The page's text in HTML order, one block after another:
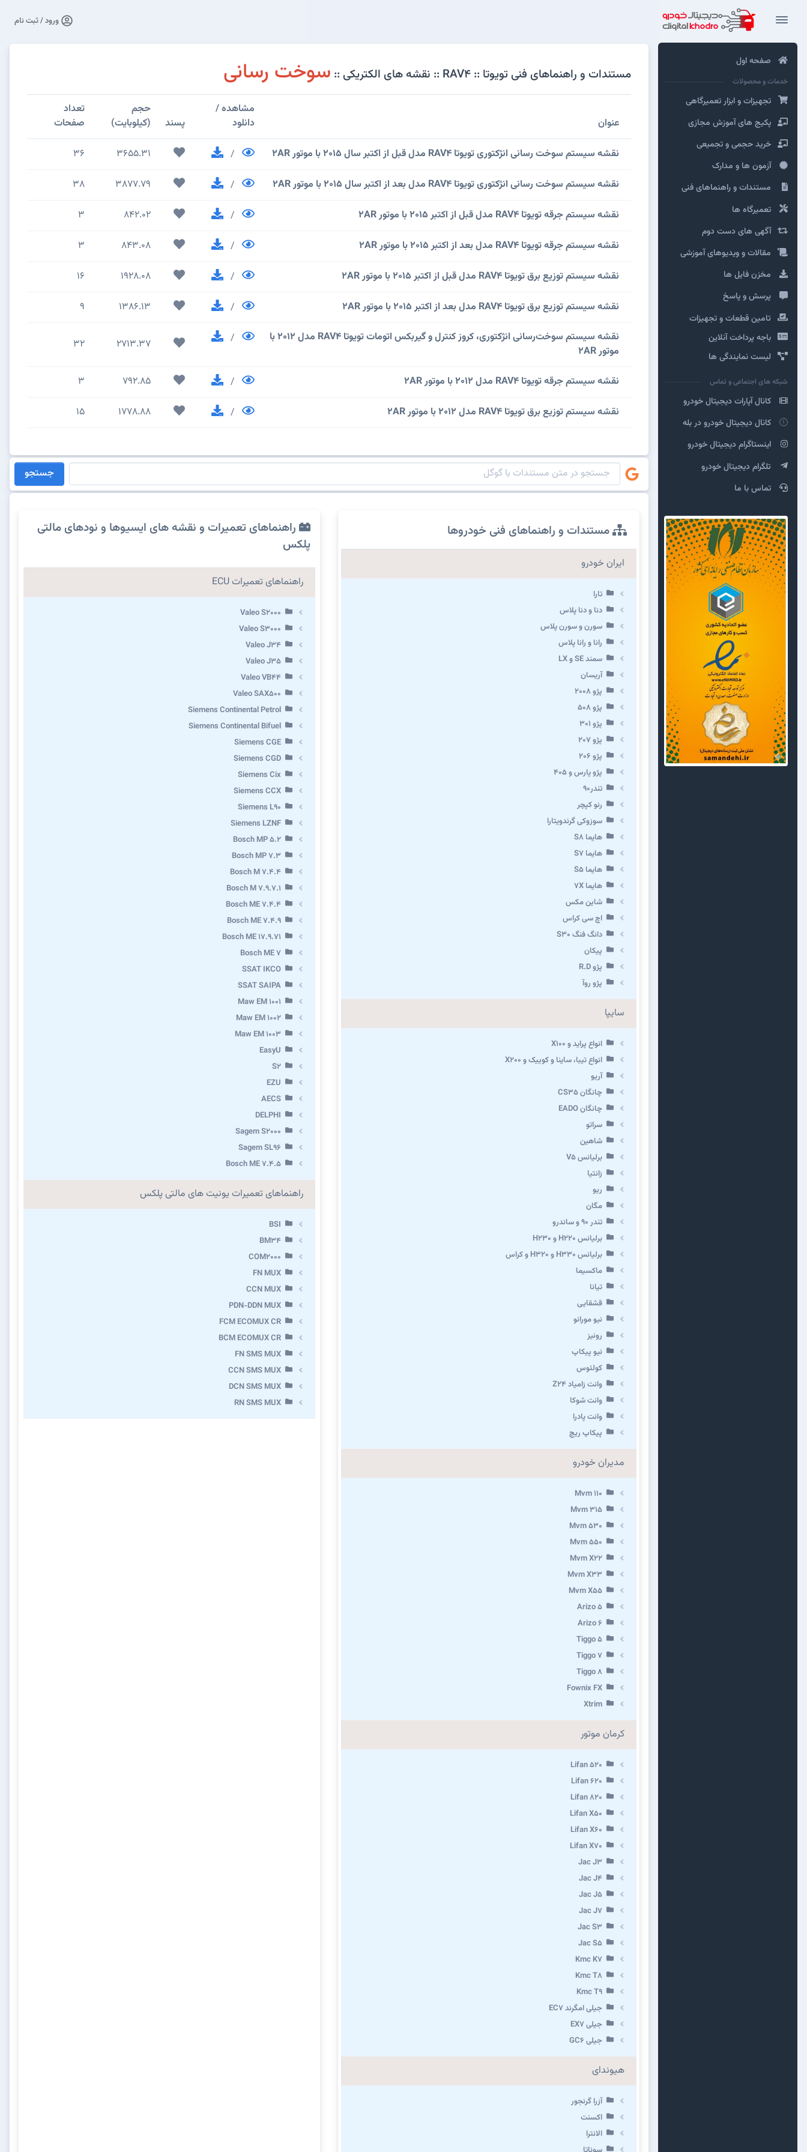
صفحه اول
خدمات و محصولات
تجهیزات و ابزار تعمیرگاهی
پکیج های آموزش مجازی
خرید حجمی و تجمیعی
آزمون ها و مدارک
مستندات و راهنماهای فنی
تعمیرگاه ها
آگهی های دست دوم
مقالات و ویدیوهای آموزشی
مخزن فایل ها
پرسش و پاسخ
تامین قطعات و تجهیزات
باجه پرداخت آنلاین
لیست نمایندگی ها
شبکه های اجتماعی و تماس
کانال آپارات دیجیتال خودرو
کانال دیجیتال خودرو در بله
اینستاگرام دیجیتال خودرو
تلگرام دیجیتال خودرو
تماس با ما
ورود / ثبت نام
مستندات و راهنماهای فنی تویوتا :: RAV4 :: نقشه های الکتریکی :: سوخت رسانی
عنوان
مشاهده /
دانلود
پسند
حجم
(کیلوبایت)
تعداد
صفحات
نقشه سیستم سوخت رسانی انژکتوری تویوتا RAV4 مدل قبل از اکتبر سال 2015 با موتور 2AR /
3655.31
36
نقشه سیستم سوخت رسانی انژکتوری تویوتا RAV4 مدل بعد از اکتبر سال 2015 با موتور 2AR /
3877.79
38
نقشه سیستم جرقه تویوتا RAV4 مدل قبل از اکتبر 2015 با موتور 2AR /
842.02
3
نقشه سیستم جرقه تویوتا RAV4 مدل بعد از اکتبر 2015 با موتور 2AR /
843.08
3
نقشه سیستم توزیع برق تویوتا RAV4 مدل قبل از اکتبر 2015 با موتور 2AR /
1928.08
16
نقشه سیستم توزیع برق تویوتا RAV4 مدل بعد از اکتبر 2015 با موتور 2AR /
1386.13
9
نقشه سیستم سوخت‌رسانی انژکتوری، کروز کنترل و گیربکس اتومات تویوتا RAV4 مدل 2012 با
موتور 2AR
/
2713.37
32
نقشه سیستم جرقه تویوتا RAV4 مدل 2012 با موتور 2AR /
792.85
3
نقشه سیستم توزیع برق تویوتا RAV4 مدل 2012 با موتور 2AR /
1778.88
15
جستجو
مستندات و راهنماهای فنی خودروها
ایران خودرو
تارا
دنا و دنا پلاس
سورن و سورن پلاس
رانا و رانا پلاس
سمند SE و LX
آریسان
پژو ۲۰۰۸
پژو ۵۰۸
پژو 301
پژو ۲۰۷
پژو ۲۰۶
پژو پارس و ۴۰۵
تندر۹۰
رنو کپچر
سوزوکی گرندویتارا
هایما S8
هایما S7
هایما S5
هایما 7X
شاین مکس
اچ سی کراس
دانگ فنگ S30
پیکان
پژو R.D
پژو روآ
سایپا
انواع پراید و X100
انواع تیبا، ساینا و کوییک و X200
آریو
چانگان CS35
چانگان EADO
سراتو
شاهین
برلیانس V5
زانتیا
ریو
مگان
تندر ۹۰ و ساندرو
برلیانس H220 و H230
برلیانس H330 و H320 و کراس
ماکسیما
تیانا
قشقایی
نیو مورانو
رونیز
نیو پیکاپ
كولئوس
وانت زامیاد Z24
وانت شوکا
وانت پادرا
پیکاپ ریچ
مدیران خودرو
Mvm 110
Mvm 315
Mvm 530
Mvm 550
Mvm X22
Mvm X33
Mvm X55
Arizo 5
Arizo 6
Tiggo 5
Tiggo 7
Tiggo 8
Fownix FX
Xtrim
کرمان موتور
Lifan 520
Lifan 620
Lifan 820
Lifan X50
Lifan X60
Lifan X70
Jac J3
Jac J4
Jac J5
Jac J7
Jac S3
Jac S5
Kmc K7
Kmc T8
Kmc T9
جیلی امگرند EC7
جیلی EX7
جیلی GC6
هیوندای
آزرا گرنجور
اکسنت
الانترا
راهنماهای تعمیرات و نقشه های ایسیوها و نودهای مالتی
پلکس
راهنماهای تعمیرات ECU
Valeo S2000
Valeo S3000
Valeo J34
Valeo J35
Valeo VB44
Valeo SAX500
Siemens Continental Petrol
Siemens Continental Bifuel
Siemens CGE
Siemens CGD
Siemens Cix
Siemens CCX
Siemens L90
Siemens LZNF
Bosch MP 5.2
Bosch MP 7.3
Bosch M 7.4.4
Bosch M 7.9.7.1
Bosch ME 7.4.4
Bosch ME 7.4.9
Bosch ME 17.9.71
Bosch ME 7
SSAT IKCO
SSAT SAIPA
Maw EM 1001
Maw EM 1002
Maw EM 1003
EasyU
S2
EZU
AECS
DELPHI
Sagem S2000
Sagem SL96
Bosch ME 7.4.5
راهنماهای تعمیرات یونیت های مالتی پلکس
BSI
BM34
COM2000
FN MUX
CCN MUX
PDN-DDN MUX
FCM ECOMUX CR
BCM ECOMUX CR
FN SMS MUX
CCN SMS MUX
DCN SMS MUX
RN SMS MUX